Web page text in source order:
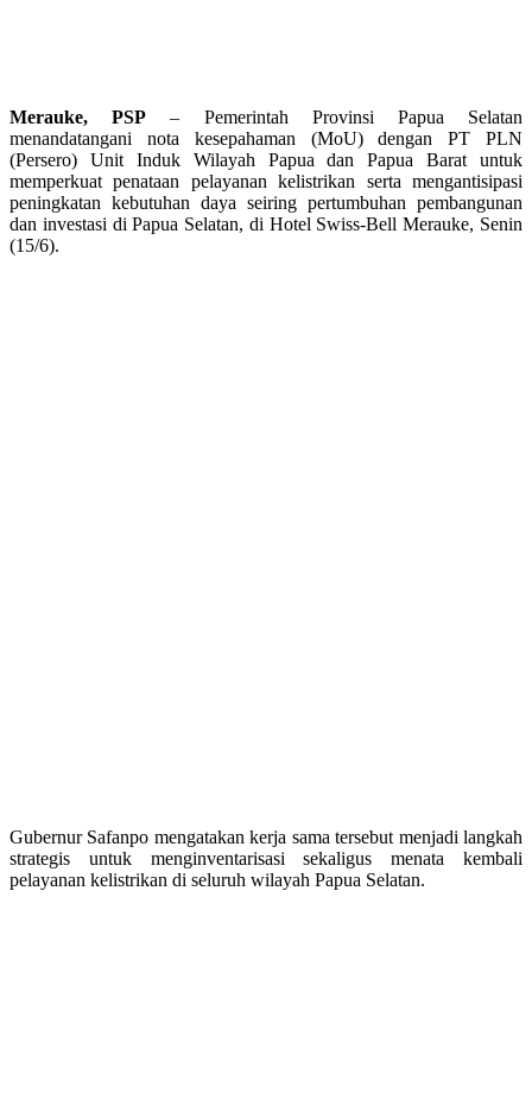
Merauke, PSP – Pemerintah Provinsi Papua Selatan
menandatangani nota kesepahaman (MoU) dengan PT PLN
(Persero) Unit Induk Wilayah Papua dan Papua Barat untuk
memperkuat penataan pelayanan kelistrikan serta mengantisipasi
peningkatan kebutuhan daya seiring pertumbuhan pembangunan
dan investasi di Papua Selatan, di Hotel Swiss-Bell Merauke, Senin
(15/6).
Gubernur Safanpo mengatakan kerja sama tersebut menjadi langkah
strategis untuk menginventarisasi sekaligus menata kembali
pelayanan kelistrikan di seluruh wilayah Papua Selatan.